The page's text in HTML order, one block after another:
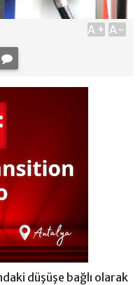
A+ A-
düşüşe bağlı olarak